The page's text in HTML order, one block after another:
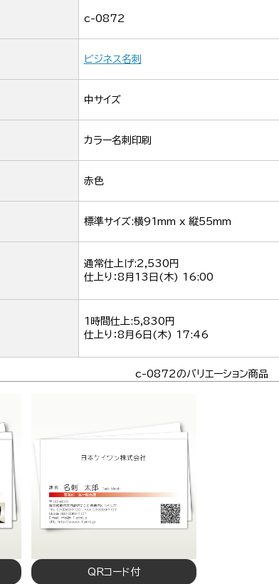
c-0872
ビジネス名刺
中サイズ
カラー名刺印刷
赤色
標準サイズ:横91mm x 縦55mm
通常仕上げ:2,530円
仕上り：8月13日(木) 16:00
1時間仕上:5,830円
仕上り：8月6日(木) 17:46
c-0872のバリエーション商品
QRコード付